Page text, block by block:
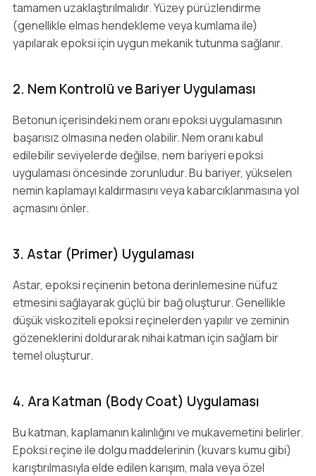
tamamen uzaklaştırılmalıdır. Yüzey pürüzlendirme
(genellikle elmas hendekleme veya kumlama ile)
yapılarak epoksi için uygun mekanik tutunma sağlanır.
2. Nem Kontrolü ve Bariyer Uygulaması
Betonun içerisindeki nem oranı epoksi uygulamasının
başarısız olmasına neden olabilir. Nem oranı kabul
edilebilir seviyelerde değilse, nem bariyeri epoksi
uygulaması öncesinde zorunludur. Bu bariyer, yükselen
nemin kaplamayı kaldırmasını veya kabarcıklanmasına yol
açmasını önler.
3. Astar (Primer) Uygulaması
Astar, epoksi reçinenin betona derinlemesine nüfuz
etmesini sağlayarak güçlü bir bağ oluşturur. Genellikle
düşük viskoziteli epoksi reçinelerden yapılır ve zeminin
gözeneklerini doldurarak nihai katman için sağlam bir
temel oluşturur.
4. Ara Katman (Body Coat) Uygulaması
Bu katman, kaplamanın kalınlığını ve mukavemetini belirler.
Epoksi reçine ile dolgu maddelerinin (kuvars kumu gibi)
karıştırılmasıyla elde edilen karışım, mala veya özel